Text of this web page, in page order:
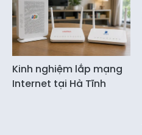
Kinh nghiệm lắp mạng
Internet tại Hà Tĩnh